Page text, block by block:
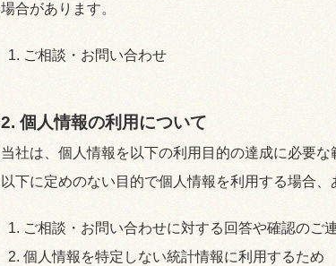
場合があります。
ご相談・お問い合わせ
2. 個人情報の利用について
当社は、個人情報を以下の利用目的の達成に必要な
以下に定めのない目的で個人情報を利用する場合
ご相談・お問い合わせに対する回答や確認のご
個人情報を特定しない統計情報に利用するため